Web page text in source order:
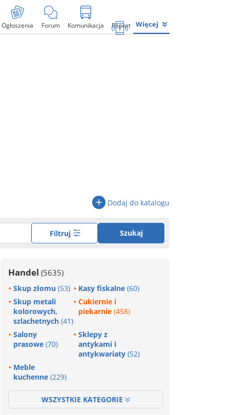
Ogłoszenia Forum Komunikacja Raport Więcej
Dodaj do katalogu
Filtruj Szukaj
Handel (5635)
Skup złomu (53) Kasy fiskalne (60)
Skup metali
kolorowych,
szlachetnych (41)
Cukiernie i
piekarnie (458)
Salony
prasowe (70)
Sklepy z
antykami i
antykwariaty (52)
Meble
kuchenne (229)
WSZYSTKIE KATEGORIE